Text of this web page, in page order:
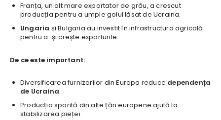
Franța, un alt mare exportator de grâu, a crescut
producția pentru a umple golul lăsat de Ucraina.
Ungaria și Bulgaria au investit în infrastructura agricolă
pentru a-și crește exporturile.
De ce este important:
Diversificarea furnizorilor din Europa reduce dependența
de Ucraina.
Producția sporită din alte țări europene ajută la
stabilizarea pieței.